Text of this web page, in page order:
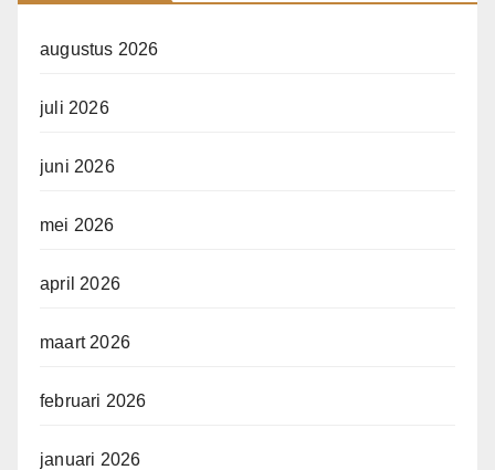
augustus 2026
juli 2026
juni 2026
mei 2026
april 2026
maart 2026
februari 2026
januari 2026